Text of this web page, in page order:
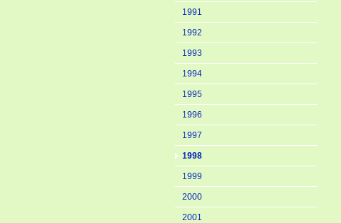
1991
1992
1993
1994
1995
1996
1997
1998
1999
2000
2001